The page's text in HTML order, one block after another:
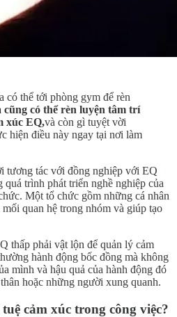
có thể tới phòng gym để rèn
cũng có thể rèn luyện tâm trí
xúc EQ,và còn gì tuyệt vời
hiện điều này ngay tại nơi làm
tương tác với đồng nghiệp với EQ
trình phát triển nghề nghiệp của
Một tổ chức gồm những cá nhân
quan hệ trong nhóm và giúp tạo
thấp phải vật lộn để quản lý cảm
hành động bốc đồng mà không
mình và hậu quả của hành động đó
hoặc những người xung quanh.
cảm xúc trong công việc?